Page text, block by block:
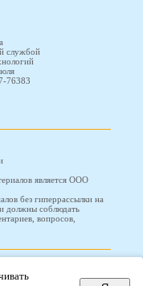
службой
76383
является ООО
без гиперрассылки на
должны соблюдать
вопросов,